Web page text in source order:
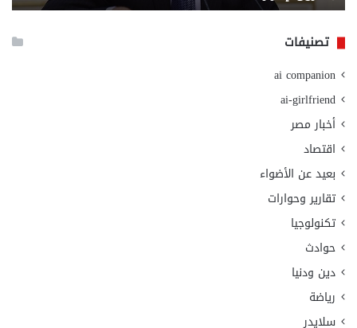
تصنيفات
ai companion
ai-girlfriend
أخبار مصر
اقتصاد
بعيد عن الأضواء
تقارير وحوارات
تكنولوجيا
حوادث
دين ودنيا
رياضة
سلايدر